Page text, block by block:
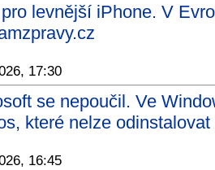
levnější iPhone. V
17:30
se nepoučil. Ve
které nelze
16:45